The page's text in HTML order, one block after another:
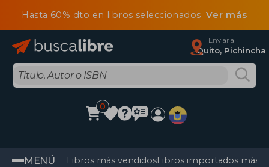
Hasta 60% dto en libros seleccionadosVer más
Enviar a
Quito, Pichincha
0
MENÚ Libros más vendidosLibros importados más